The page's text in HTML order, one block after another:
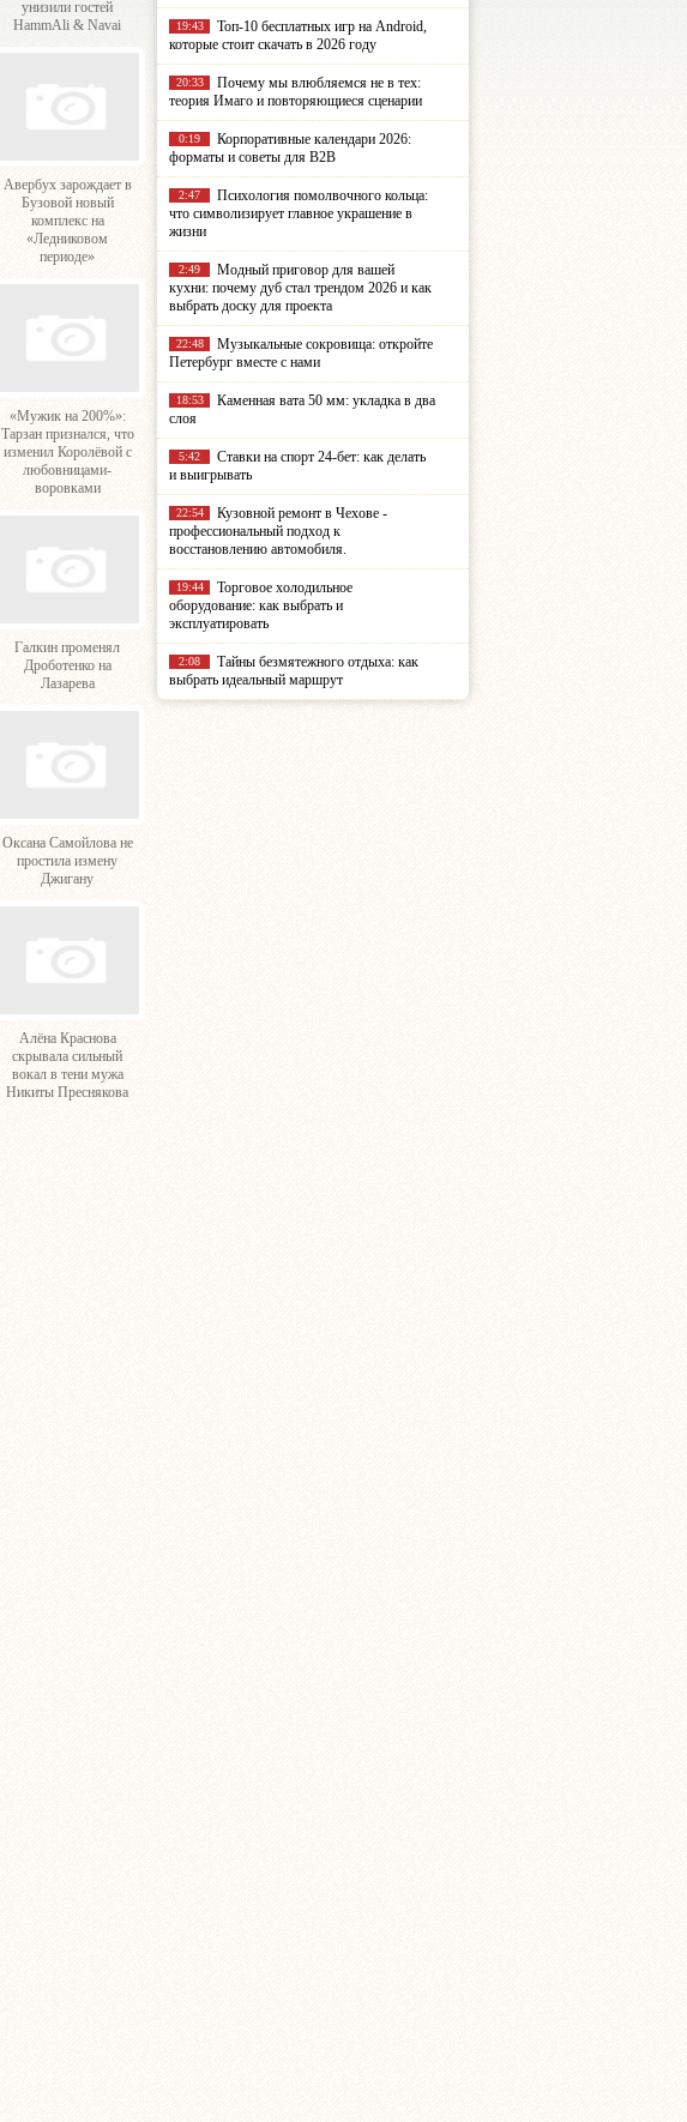
унизили гостей
HammAli & Navai
Авербух зарождает в
Бузовой новый
комплекс на
«Ледниковом
периоде»
«Мужик на 200%»:
Тарзан признался, что
изменил Королёвой с
любовницами-
воровками
Галкин променял
Дроботенко на
Лазарева
Оксана Самойлова не
простила измену
Джигану
Алёна Краснова
скрывала сильный
вокал в тени мужа
Никиты Преснякова
19:43
Топ-10 бесплатных игр на Android,
которые стоит скачать в 2026 году
20:33
Почему мы влюбляемся не в тех:
теория Имаго и повторяющиеся сценарии
0:19
Корпоративные календари 2026:
форматы и советы для B2B
2:47
Психология помолвочного кольца:
что символизирует главное украшение в
жизни
2:49
Модный приговор для вашей
кухни: почему дуб стал трендом 2026 и как
выбрать доску для проекта
22:48
Музыкальные сокровища: откройте
Петербург вместе с нами
18:53
Каменная вата 50 мм: укладка в два
слоя
5:42
Ставки на спорт 24-бет: как делать
и выигрывать
22:54
Кузовной ремонт в Чехове -
профессиональный подход к
восстановлению автомобиля.
19:44
Торговое холодильное
оборудование: как выбрать и
эксплуатировать
2:08
Тайны безмятежного отдыха: как
выбрать идеальный маршрут